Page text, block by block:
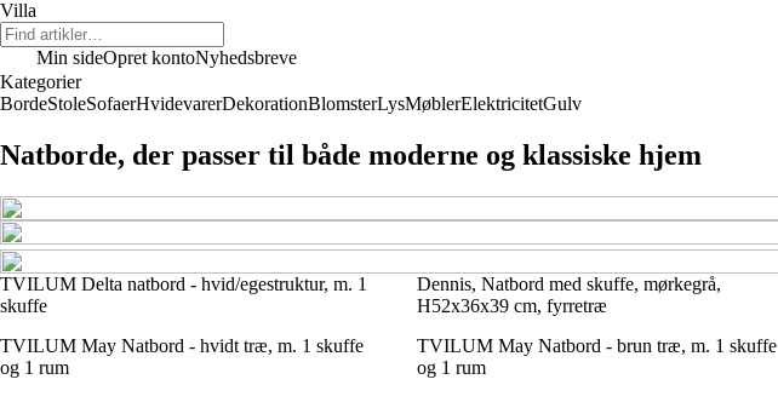
Villa
Min sideOpret kontoNyhedsbreve
Kategorier
BordeStoleSofaerHvidevarerDekorationBlomsterLysMøblerElektricitetGulv
Natborde, der passer til både moderne og klassiske hjem
TVILUM Delta natbord - hvid/egestruktur, m. 1
skuffe
Dennis, Natbord med skuffe, mørkegrå,
H52x36x39 cm, fyrretræ
TVILUM May Natbord - hvidt træ, m. 1 skuffe
og 1 rum
TVILUM May Natbord - brun træ, m. 1 skuffe
og 1 rum